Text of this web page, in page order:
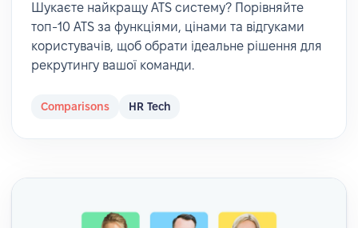
Шукаєте найкращу ATS систему? Порівняйте
топ-10 ATS за функціями, цінами та відгуками
користувачів, щоб обрати ідеальне рішення для
рекрутингу вашої команди.
Comparisons HR Tech